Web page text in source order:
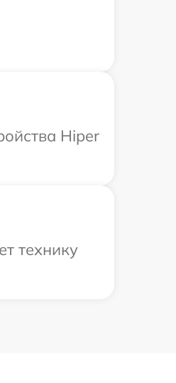
Hiper
технику